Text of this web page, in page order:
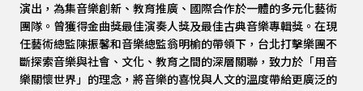
演出，為集音樂創新、教育推廣、國際合作於一體的多元化藝術
團隊。曾獲得金曲獎最佳演奏人獎及最佳古典音樂專輯獎。在現
任藝術總監陳振馨和音樂總監翁明榆的帶領下，台北打擊樂團不
斷探索音樂與社會、文化、教育之間的深層關聯，致力於「用音
樂關懷世界」的理念，將音樂的喜悅與人文的溫度帶給更廣泛的